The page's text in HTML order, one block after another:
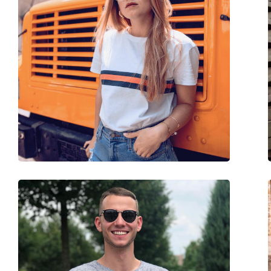
Пол:
Unisex
Категория:
Солнцезащитные
Бренд:
Meller
Использование:
Модные
Код:
Banna All Black